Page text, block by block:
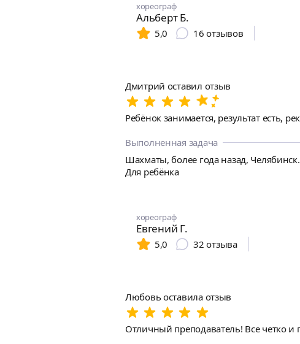
хореограф
Альберт Б.
5,0
16 отзывов
Дмитрий оставил отзыв
Ребёнок занимается, результат есть,
Выполненная задача
Шахматы, более года назад, Челябинск.
Для ребёнка
хореограф
Евгений Г.
5,0
32 отзыва
Любовь оставила отзыв
Отличный преподаватель! Все четко